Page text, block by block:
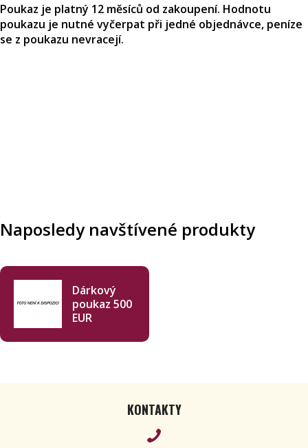
Poukaz je platný 12 měsíců od zakoupení. Hodnotu
poukazu je nutné vyčerpat při jedné objednávce, peníze
se z poukazu nevracejí.
Naposledy navštívené produkty
Dárkový
poukaz 500
EUR
KONTAKTY